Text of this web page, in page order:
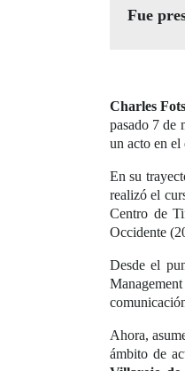
Fue
Charles
pasado 7 de
un acto en
En su
realizó el
Centro de
Occidente
Desde el
Ahora,
ámbito de